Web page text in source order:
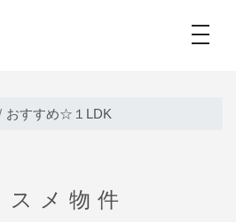
おすすめ☆１LDK
スメ物件